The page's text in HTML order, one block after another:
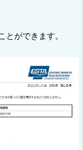
ができます。